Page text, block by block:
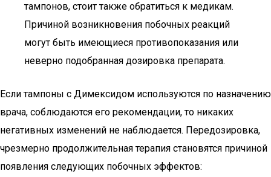
тампонов, стоит также обратиться к медикам.
Причиной возникновения побочных реакций
могут быть имеющиеся противопоказания или
неверно подобранная дозировка препарата.
Если тампоны с Димексидом используются по назначению
врача, соблюдаются его рекомендации, то никаких
негативных изменений не наблюдается. Передозировка,
чрезмерно продолжительная терапия становятся причиной
появления следующих побочных эффектов: